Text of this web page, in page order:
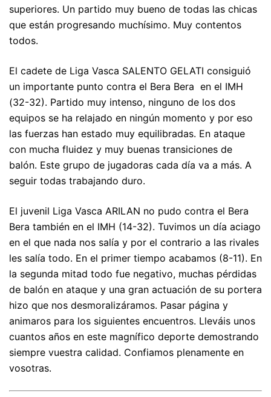
superiores. Un partido muy bueno de todas las chicas
que están progresando muchísimo. Muy contentos
todos.
El cadete de Liga Vasca SALENTO GELATI consiguió
un importante punto contra el Bera Bera en el IMH
(32-32). Partido muy intenso, ninguno de los dos
equipos se ha relajado en ningún momento y por eso
las fuerzas han estado muy equilibradas. En ataque
con mucha fluidez y muy buenas transiciones de
balón. Este grupo de jugadoras cada día va a más. A
seguir todas trabajando duro.
El juvenil Liga Vasca ARILAN no pudo contra el Bera
Bera también en el IMH (14-32). Tuvimos un día aciago
en el que nada nos salía y por el contrario a las rivales
les salía todo. En el primer tiempo acabamos (8-11). En
la segunda mitad todo fue negativo, muchas pérdidas
de balón en ataque y una gran actuación de su portera
hizo que nos desmoralizáramos. Pasar página y
animaros para los siguientes encuentros. Lleváis unos
cuantos años en este magnífico deporte demostrando
siempre vuestra calidad. Confiamos plenamente en
vosotras.